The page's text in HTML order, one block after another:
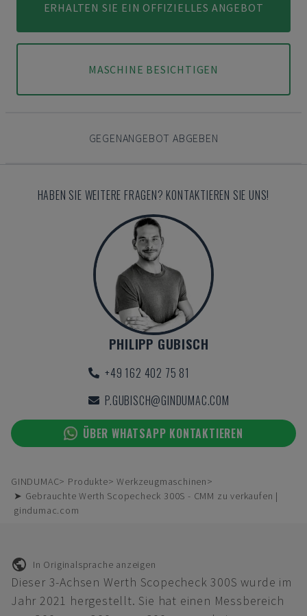
ERHALTEN SIE EIN OFFIZIELLES ANGEBOT
MASCHINE BESICHTIGEN
GEGENANGEBOT ABGEBEN
HABEN SIE WEITERE FRAGEN? KONTAKTIEREN SIE UNS!
PHILIPP GUBISCH
+49 162 402 75 81
P.GUBISCH@GINDUMAC.COM
ÜBER WHATSAPP KONTAKTIEREN
GINDUMAC Produkte
Werkzeugmaschinen
➤ Gebrauchte Werth Scopecheck 300S - CMM zu verkaufen |
gindumac.com
In Originalsprache anzeigen
Dieser 3-Achsen Werth Scopecheck 300S wurde im
Jahr 2021 hergestellt. Sie hat einen Messbereich